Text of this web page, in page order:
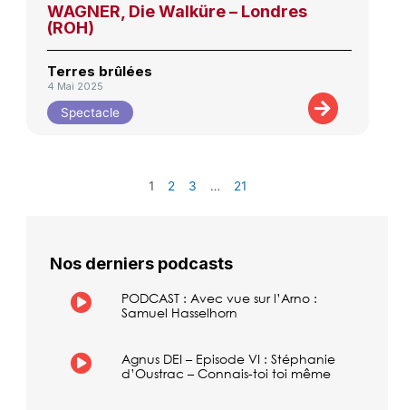
WAGNER, Die Walküre – Londres
(ROH)
Terres brûlées
4 Mai 2025
Spectacle
1 2 3 … 21
Nos derniers podcasts
PODCAST : Avec vue sur l’Arno :
Samuel Hasselhorn
Agnus DEI – Episode VI : Stéphanie
d’Oustrac – Connais-toi toi même